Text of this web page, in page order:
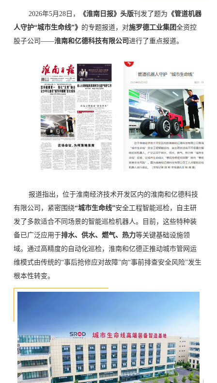
2026年5月28日， 《淮南日报》头版刊发了题为 《管道机器
人守护“城市生命线”》 的专题报道，对施罗德工业集团全资控
股子公司——淮南和亿德科技有限公司进行了重点报道。
报道指出，位于淮南经济技术开发区内的淮南和亿德科技
有限公司，紧密围绕“城市生命线”安全工程智能巡检，自主研
发了多款适合不同场景的智能巡检机器人。目前，这些特种装
备已广泛应用于排水、供水、燃气、热力等关键基础设施领
域。通过高精度的自动化巡检，淮南和亿德正推动城市管网运
维模式由传统的“事后抢修应对故障”向“事前排查安全风险”发生
根本性转变。